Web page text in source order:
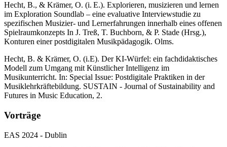
Hecht, B., & Krämer, O. (i. E.). Explorieren, musizieren und lernen
im Exploration Soundlab – eine evaluative Interviewstudie zu
spezifischen Musizier- und Lernerfahrungen innerhalb eines offenen
Spielraumkonzepts In J. Treß, T. Buchborn, & P. Stade (Hrsg.),
Konturen einer postdigitalen Musikpädagogik. Olms.
Hecht, B. & Krämer, O. (i.E). Der KI-Würfel: ein fachdidaktisches
Modell zum Umgang mit Künstlicher Intelligenz im
Musikunterricht. In: Special Issue: Postdigitale Praktiken in der
Musiklehrkräftebildung. SUSTAIN - Journal of Sustainability and
Futures in Music Education, 2.
Vorträge
EAS 2024 - Dublin